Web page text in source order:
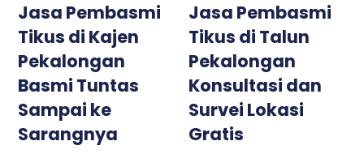
Jasa Pembasmi
Tikus di Kajen
Pekalongan
Basmi Tuntas
Sampai ke
Sarangnya
Jasa Pembasmi
Tikus di Talun
Pekalongan
Konsultasi dan
Survei Lokasi
Gratis